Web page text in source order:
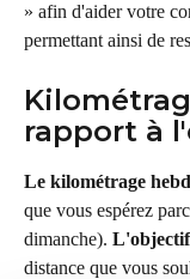
» afin d'aider votre
permettant ainsi de
rapport à
Le kilométrage
que vous espérez
dimanche). L'objectif
distance que vous